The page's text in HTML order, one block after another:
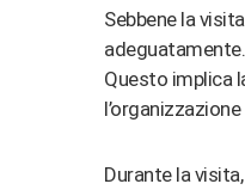
Sebbene la
Questo implica
Durante la